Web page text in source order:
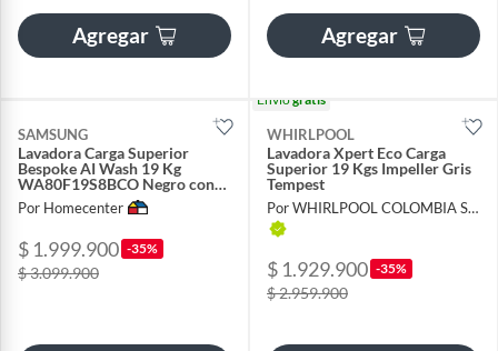
Agregar Agregar
SAMSUNG
Lavadora Carga Superior
Bespoke AI Wash 19 Kg
WA80F19S8BCO Negro con
Inteligencia Artificial y Wi-Fi
Por Homecenter
$ 1.999.900 -35%
$ 3.099.900
Envíogratis
WHIRLPOOL
Lavadora Xpert Eco Carga
Superior 19 Kgs Impeller Gris
Tempest
Por WHIRLPOOL COLOMBIA S A S
$ 1.929.900 -35%
$ 2.959.900